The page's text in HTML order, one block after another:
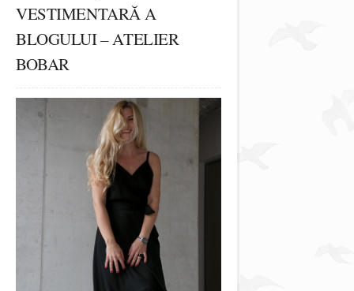
VESTIMENTARĂ A
BLOGULUI – ATELIER
BOBAR